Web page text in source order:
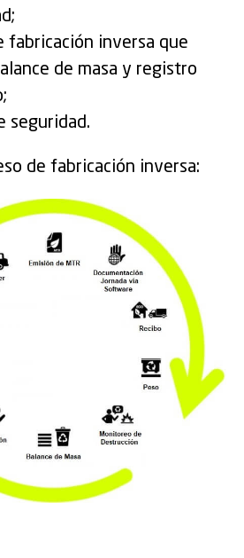
fabricación inversa que
de masa y registro
seguridad.
de fabricación inversa: